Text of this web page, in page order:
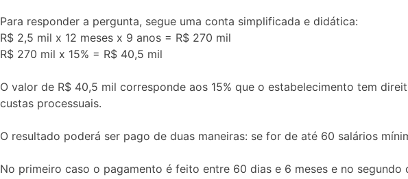
Para responder a pergunta, segue uma conta simplificada e didática:
R$ 2,5 mil x 12 meses x 9 anos = R$ 270 mil
R$ 270 mil x 15% = R$ 40,5 mil
O valor de R$ 40,5 mil corresponde aos 15% que o estabelecimento tem
custas processuais.
O resultado poderá ser pago de duas maneiras: se for de até 60 salários
No primeiro caso o pagamento é feito entre 60 dias e 6 meses e no segundo